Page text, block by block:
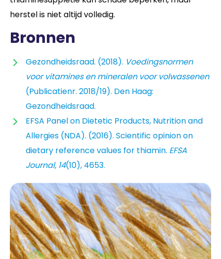
herstel is niet altijd volledig.
Bronnen
Gezondheidsraad. (2018). Voedingsnormen
voor vitamines en mineralen voor volwassenen
(Publicatienr. 2018/19). Den Haag:
Gezondheidsraad.
EFSA Panel on Dietetic Products, Nutrition and
Allergies (NDA). (2016). Scientific opinion on
dietary reference values for thiamin. EFSA
Journal, 14(10), 4653.